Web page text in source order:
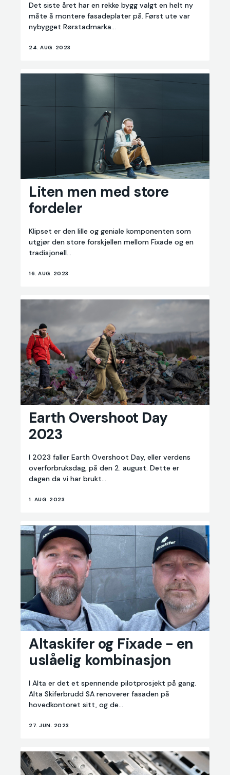
Det siste året har en rekke bygg valgt en helt ny
måte å montere fasadeplater på. Først ute var
nybygget Rørstadmarka...
24. AUG. 2023
men
med
store
Liten men med store
fordeler
Klipset er den lille og geniale komponenten som
utgjør den store forskjellen mellom Fixade og en
tradisjonell...
16. AUG. 2023
Overshoot
Day
2023
Earth Overshoot Day
2023
I 2023 faller Earth Overshoot Day, eller verdens
overforbruksdag, på den 2. august. Dette er
dagen da vi har brukt...
1. AUG. 2023
Fixade
uslåelig
kombinasjon
Altaskifer og Fixade - en
uslåelig kombinasjon
I Alta er det et spennende pilotprosjekt på gang.
Alta Skiferbrudd SA renoverer fasaden på
hovedkontoret sitt, og de...
27. JUN. 2023